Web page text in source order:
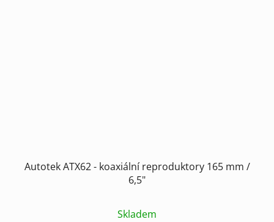
Autotek ATX62 - koaxiální reproduktory 165 mm /
6,5"
Skladem